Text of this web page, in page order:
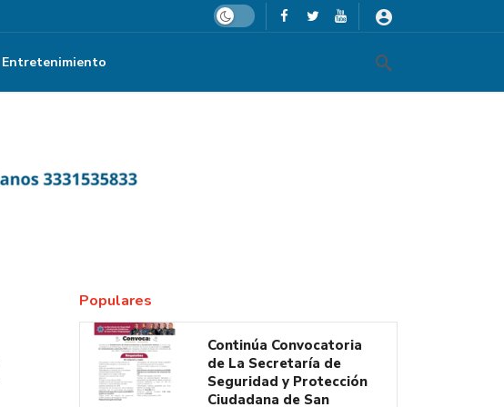
Dark mode
Entretenimiento
Populares
Continúa Convocatoria
de La Secretaría de
Seguridad y Protección
Ciudadana de San